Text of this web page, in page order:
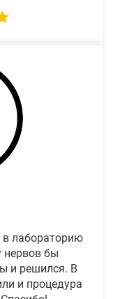
лабораторию
нервов бы
и решился. В
и процедура